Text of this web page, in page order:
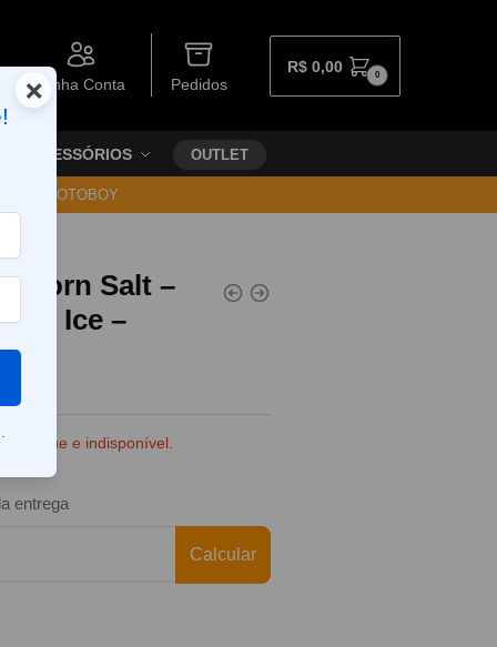
Minha Conta Pedidos
R$ 0,00 0
ACESSÓRIOS OUTLET
VIA MOTOBOY
Salt –
Ice –
estoque e indisponível.
entrega
Calcular
×